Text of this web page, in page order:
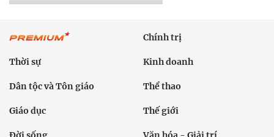
Chính trị
Thời sự Kinh doanh
Dân tộc và Tôn giáo Thể thao
Giáo dục Thế giới